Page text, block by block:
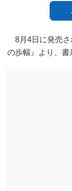
8月4日に発売さ
の歩幅』より、書